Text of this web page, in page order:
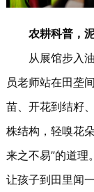
农耕科普，泥
从展馆步入油
员老师站在田垄
苗、开花到结籽
株结构，轻嗅花
来之不易”的道理
让孩子到田里闻